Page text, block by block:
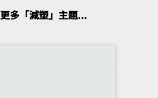
更多「減塑」主題...